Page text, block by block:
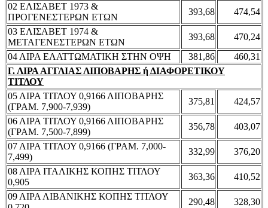
02 ΕΛΙΣΑΒΕΤ 1973 &
ΠΡΟΓΕΝΕΣΤΕΡΩΝ ΕΤΩΝ
393,68
474,54
03 ΕΛΙΣΑΒΕΤ 1974 &
ΜΕΤΑΓΕΝΕΣΤΕΡΩΝ ΕΤΩΝ
393,68
470,24
04 ΛΙΡΑ ΕΛΑΤΤΩΜΑΤΙΚΗ ΣΤΗΝ ΟΨΗ
381,86
460,31
Γ. ΛΙΡΑ ΑΓΓΛΙΑΣ ΛΙΠΟΒΑΡΗΣ ή ΔΙΑΦΟΡΕΤΙΚΟΥ
ΤΙΤΛΟΥ
05 ΛΙΡΑ ΤΙΤΛΟΥ 0,9166 ΛΙΠΟΒΑΡΗΣ
(ΓΡΑΜ. 7,900-7,939)
375,81
424,57
06 ΛΙΡΑ ΤΙΤΛΟΥ 0,9166 ΛΙΠΟΒΑΡΗΣ
(ΓΡΑΜ. 7,500-7,899)
356,78
403,07
07 ΛΙΡΑ ΤΙΤΛΟΥ 0,9166 (ΓΡΑΜ. 7,000-
7,499)
332,99
376,20
08 ΛΙΡΑ ΙΤΑΛΙΚΗΣ ΚΟΠΗΣ ΤΙΤΛΟΥ
0,905
363,36
410,52
09 ΛΙΡΑ ΛΙΒΑΝΙΚΗΣ ΚΟΠΗΣ ΤΙΤΛΟΥ
290,48
328,30